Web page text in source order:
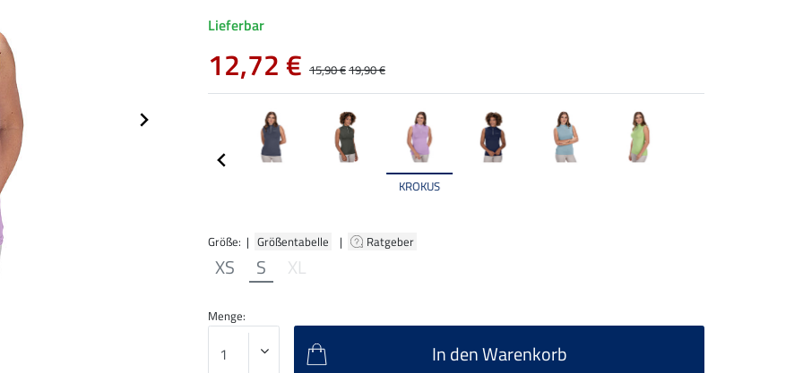
KROKUS
Größe: | Größentabelle | Ratgeber
XS S XL
Lieferbar
12,72 € 15,90 €19,90 €
Menge:
In den Warenkorb